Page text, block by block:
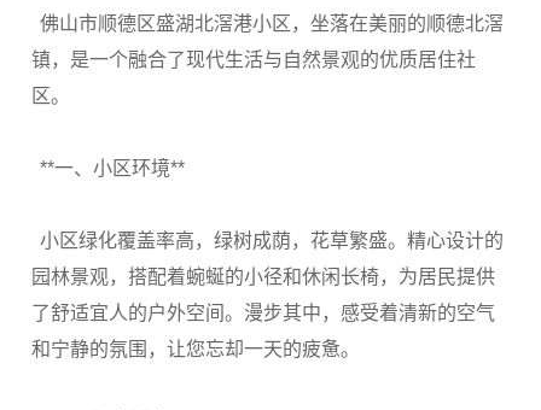
佛山市顺德区盛湖北滘港小区，坐落在美丽的顺德北滘
镇，是一个融合了现代生活与自然景观的优质居住社
区。
**一、小区环境**
小区绿化覆盖率高，绿树成荫，花草繁盛。精心设计的
园林景观，搭配着蜿蜒的小径和休闲长椅，为居民提供
了舒适宜人的户外空间。漫步其中，感受着清新的空气
和宁静的氛围，让您忘却一天的疲惫。